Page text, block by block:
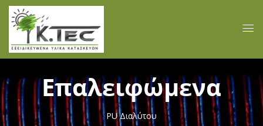
Επαλειφώμενα
PU Διαλύτου